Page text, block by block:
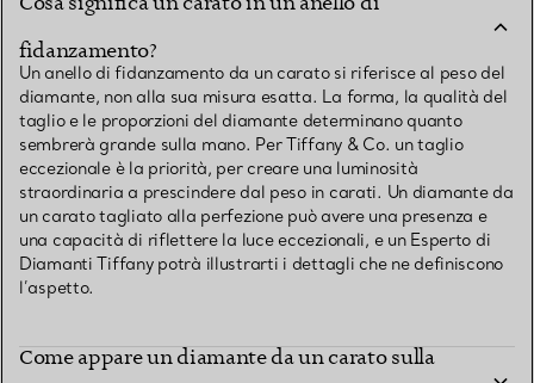
fidanzamento?
Un anello di fidanzamento da un carato si riferisce al peso del
diamante, non alla sua misura esatta. La forma, la qualità del
taglio e le proporzioni del diamante determinano quanto
sembrerà grande sulla mano. Per Tiffany & Co. un taglio
eccezionale è la priorità, per creare una luminosità
straordinaria a prescindere dal peso in carati. Un diamante da
un carato tagliato alla perfezione può avere una presenza e
una capacità di riflettere la luce eccezionali, e un Esperto di
Diamanti Tiffany potrà illustrarti i dettagli che ne definiscono
l’aspetto.
Come appare un diamante da un carato sulla